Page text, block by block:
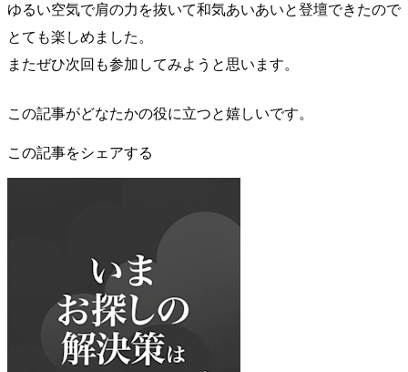
ゆるい空気で肩の力を抜いて和気あいあいと登壇できたので
とても楽しめました。
またぜひ次回も参加してみようと思います。
この記事がどなたかの役に立つと嬉しいです。
この記事をシェアする